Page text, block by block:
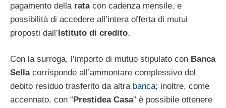
pagamento della ratacon cadenza mensile, e
possibilità di accedere all’intera offerta di mutui
proposti dall’Istituto di credito.
Con la surroga, l’importo di mutuo stipulato con Banca
Sellacorrisponde all’ammontare complessivo del
debito residuo trasferito da altra banca; inoltre, come
accennato, con “ Prestidea Casa” è possibile ottenere